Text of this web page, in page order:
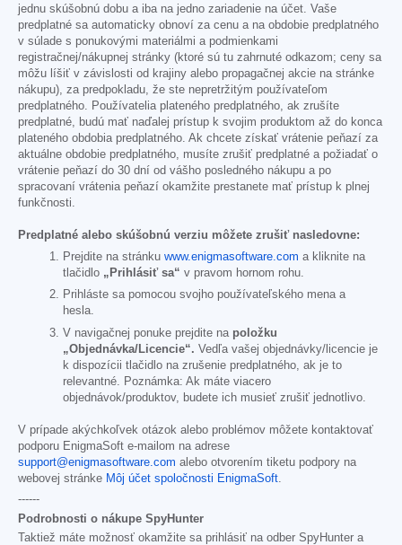
jednu skúšobnú dobu a iba na jedno zariadenie na účet. Vaše
predplatné sa automaticky obnoví za cenu a na obdobie predplatného
v súlade s ponukovými materiálmi a podmienkami
registračnej/nákupnej stránky (ktoré sú tu zahrnuté odkazom; ceny sa
môžu líšiť v závislosti od krajiny alebo propagačnej akcie na stránke
nákupu), za predpokladu, že ste nepretržitým používateľom
predplatného. Používatelia plateného predplatného, ak zrušíte
predplatné, budú mať naďalej prístup k svojim produktom až do konca
plateného obdobia predplatného. Ak chcete získať vrátenie peňazí za
aktuálne obdobie predplatného, musíte zrušiť predplatné a požiadať o
vrátenie peňazí do 30 dní od vášho posledného nákupu a po
spracovaní vrátenia peňazí okamžite prestanete mať prístup k plnej
funkčnosti.
Predplatné alebo skúšobnú verziu môžete zrušiť nasledovne:
Prejdite na stránku www.enigmasoftware.com a kliknite na
tlačidlo „Prihlásiť sa“ v pravom hornom rohu.
Prihláste sa pomocou svojho používateľského mena a
hesla.
V navigačnej ponuke prejdite na položku
„Objednávka/Licencie“. Vedľa vašej objednávky/licencie je
k dispozícii tlačidlo na zrušenie predplatného, ak je to
relevantné. Poznámka: Ak máte viacero
objednávok/produktov, budete ich musieť zrušiť jednotlivo.
V prípade akýchkoľvek otázok alebo problémov môžete kontaktovať
podporu EnigmaSoft e-mailom na adrese
support@enigmasoftware.com alebo otvorením tiketu podpory na
webovej stránke Môj účet spoločnosti EnigmaSoft
------
Podrobnosti o nákupe SpyHunter
Taktiež máte možnosť okamžite sa prihlásiť na odber SpyHunter a